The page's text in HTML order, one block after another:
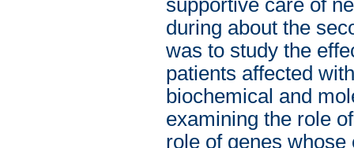
supportive care of
during about the
was to study the
patients affected
biochemical and
examining the role
role of genes